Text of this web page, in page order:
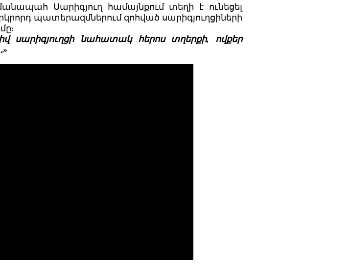
Սարիգյուղ համայնքում տեղի է ունեցել
պատերազմներում զոհված սարիգյուղցիների
սարիգյուղցի նահատակ հերոս տղերքի, ովքեր